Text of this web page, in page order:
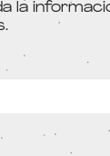
la